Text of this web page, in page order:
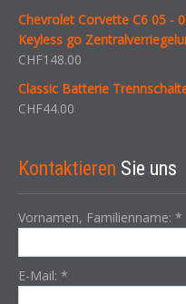
Chevrolet Corvette C6 05 -
Keyless go
CHF148.00
Classic Batterie
CHF44.00
Kontaktieren Sie uns
Vornamen, Familienname: *
E-Mail: *